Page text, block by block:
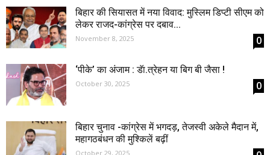
बिहार की सियासत में नया विवाद: मुस्लिम डिप्टी सीएम को
लेकर राजद-कांग्रेस पर दबाव...
November 8, 2025 0
‘पीके’ का अंजाम : डॅा.त्रेहन या बिग बी जैसा !
October 30, 2025 0
बिहार चुनाव -कांग्रेस में भगदड़, तेजस्वी अकेले मैदान में,
महागठबंधन की मुश्किलें बढ़ीं
October 29, 2025